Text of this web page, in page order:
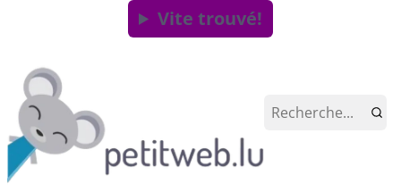
Vite trouvé!